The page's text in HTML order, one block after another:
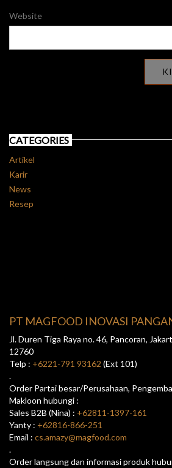
Website
CATEGORIES
Artikel
Karir
News
Resep
PT MAGFOOD INOVASI
Jl. Duren Tiga Raya no. 46, Pancoran,
12760
Telp : +6221-791 93162 (Ext 101)
.
Order Partai besar/Perusahaan,
Makloon hubungi :
Sales B2B (Nina) : +62811-1397-161
Yanty : +62816-866-251
Email : cs.amazy@magfood.com
.
Order langsung dan informasi produk